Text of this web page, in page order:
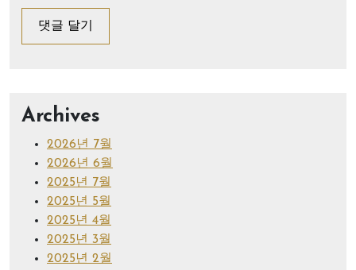
Archives
2026년 7월
2026년 6월
2025년 7월
2025년 5월
2025년 4월
2025년 3월
2025년 2월